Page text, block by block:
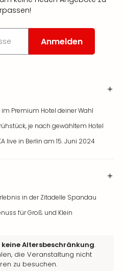
Anmelden
Premium Hotel deiner Wahl
je nach gewähltem Hotel
live in Berlin am 15. Juni 2024
in der Zitadelle Spandau
für Groß und Klein
keine Altersbeschränkung.
die Veranstaltung nicht
zu besuchen.